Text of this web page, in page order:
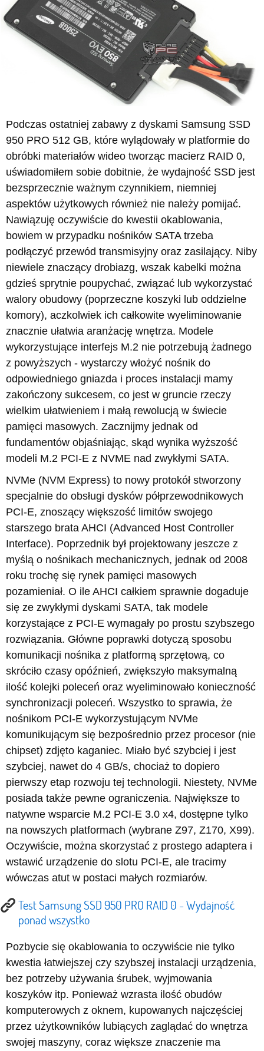
Podczas ostatniej zabawy z dyskami Samsung SSD
950 PRO 512 GB, które wylądowały w platformie do
obróbki materiałów wideo tworząc macierz RAID 0,
uświadomiłem sobie dobitnie, że wydajność SSD jest
bezsprzecznie ważnym czynnikiem, niemniej
aspektów użytkowych również nie należy pomijać.
Nawiązuję oczywiście do kwestii okablowania,
bowiem w przypadku nośników SATA trzeba
podłączyć przewód transmisyjny oraz zasilający. Niby
niewiele znaczący drobiazg, wszak kabelki można
gdzieś sprytnie poupychać, związać lub wykorzystać
walory obudowy (poprzeczne koszyki lub oddzielne
komory), aczkolwiek ich całkowite wyeliminowanie
znacznie ułatwia aranżację wnętrza. Modele
wykorzystujące interfejs M.2 nie potrzebują żadnego
z powyższych - wystarczy włożyć nośnik do
odpowiedniego gniazda i proces instalacji mamy
zakończony sukcesem, co jest w gruncie rzeczy
wielkim ułatwieniem i małą rewolucją w świecie
pamięci masowych. Zacznijmy jednak od
fundamentów objaśniając, skąd wynika wyższość
modeli M.2 PCI-E z NVME nad zwykłymi SATA.
NVMe (NVM Express) to nowy protokół stworzony
specjalnie do obsługi dysków półprzewodnikowych
PCI-E, znoszący większość limitów swojego
starszego brata AHCI (Advanced Host Controller
Interface). Poprzednik był projektowany jeszcze z
myślą o nośnikach mechanicznych, jednak od 2008
roku trochę się rynek pamięci masowych
pozamieniał. O ile AHCI całkiem sprawnie dogaduje
się ze zwykłymi dyskami SATA, tak modele
korzystające z PCI-E wymagały po prostu szybszego
rozwiązania. Główne poprawki dotyczą sposobu
komunikacji nośnika z platformą sprzętową, co
skróciło czasy opóźnień, zwiększyło maksymalną
ilość kolejki poleceń oraz wyeliminowało konieczność
synchronizacji poleceń. Wszystko to sprawia, że
nośnikom PCI-E wykorzystującym NVMe
komunikującym się bezpośrednio przez procesor (nie
chipset) zdjęto kaganiec. Miało być szybciej i jest
szybciej, nawet do 4 GB/s, chociaż to dopiero
pierwszy etap rozwoju tej technologii. Niestety, NVMe
posiada także pewne ograniczenia. Największe to
natywne wsparcie M.2 PCI-E 3.0 x4, dostępne tylko
na nowszych platformach (wybrane Z97, Z170, X99).
Oczywiście, można skorzystać z prostego adaptera i
wstawić urządzenie do slotu PCI-E, ale tracimy
wówczas atut w postaci małych rozmiarów.
Test Samsung SSD 950 PRO RAID 0 - Wydajność
ponad wszystko
Pozbycie się okablowania to oczywiście nie tylko
kwestia łatwiejszej czy szybszej instalacji urządzenia,
bez potrzeby używania śrubek, wyjmowania
koszyków itp. Ponieważ wzrasta ilość obudów
komputerowych z oknem, kupowanych najczęściej
przez użytkowników lubiących zaglądać do wnętrza
swojej maszyny, coraz większe znaczenie ma